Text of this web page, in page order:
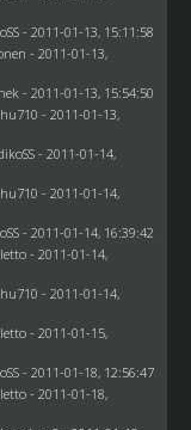
- 2011-01-13, 15:11:58
- 2011-01-13,
- 2011-01-13, 15:54:50
- 2011-01-13,
- 2011-01-14,
- 2011-01-14,
- 2011-01-14, 16:39:42
- 2011-01-14,
- 2011-01-14,
- 2011-01-15,
- 2011-01-18, 12:56:47
- 2011-01-18,